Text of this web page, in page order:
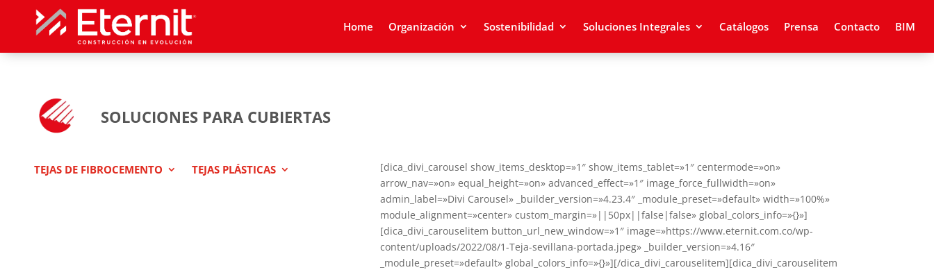
Home Organización Sostenibilidad Soluciones Integrales Catálogos Prensa Contacto BIM
SOLUCIONES PARA CUBIERTAS
TEJAS DE FIBROCEMENTO TEJAS PLÁSTICAS
[dica_divi_carousel show_items_desktop=»1″ show_items_tablet=»1″ centermode=»on»
arrow_nav=»on» equal_height=»on» advanced_effect=»1″ image_force_fullwidth=»on»
admin_label=»Divi Carousel» _builder_version=»4.23.4″ _module_preset=»default» width=»100%»
module_alignment=»center» custom_margin=»||50px||false|false» global_colors_info=»{}»]
[dica_divi_carouselitem button_url_new_window=»1″ image=»https://www.eternit.com.co/wp-
content/uploads/2022/08/1-Teja-sevillana-portada.jpeg» _builder_version=»4.16″
_module_preset=»default» global_colors_info=»{}»][/dica_divi_carouselitem][dica_divi_carouselitem